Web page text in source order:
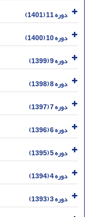
دوره 11 (1401)
دوره 10 (1400)
دوره 9 (1399)
دوره 8 (1398)
دوره 7 (1397)
دوره 6 (1396)
دوره 5 (1395)
دوره 4 (1394)
دوره 3 (1393)